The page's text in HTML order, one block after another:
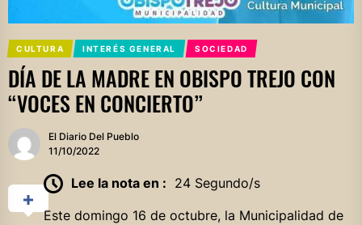
CULTURA INTERÉS GENERAL SOCIEDAD
DÍA DE LA MADRE EN OBISPO TREJO CON
“VOCES EN CONCIERTO”
El Diario Del Pueblo
11/10/2022
Lee la nota en : 24 Segundo/s
Este domingo 16 de octubre, la Municipalidad de